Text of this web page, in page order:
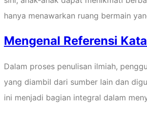
hanya menawarkan ruang bermain
Mengenal Referensi
Dalam proses penulisan ilmiah,
yang diambil dari sumber lain dan
ini menjadi bagian integral dalam